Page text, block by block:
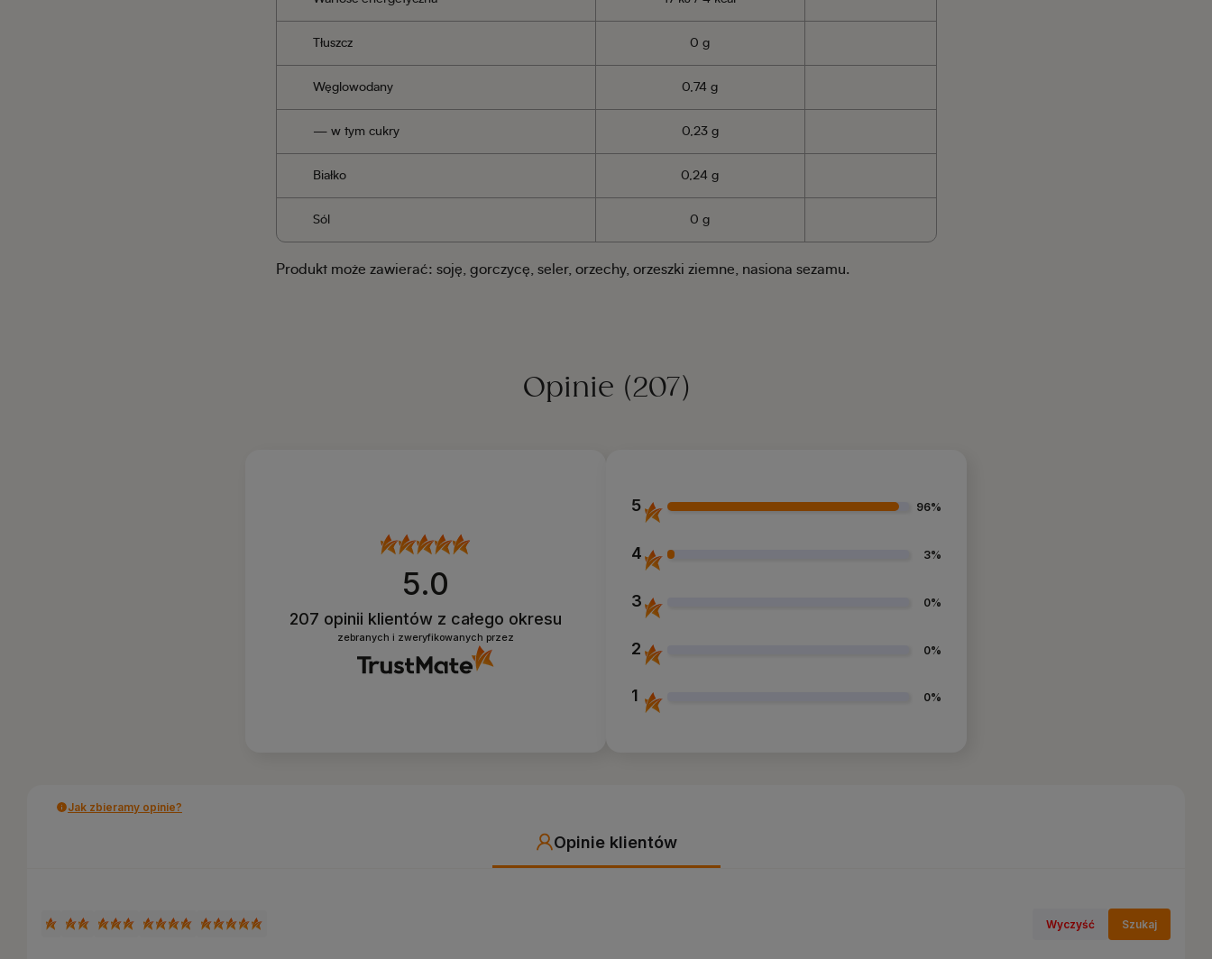
Tłuszcz 0 g
Węglowodany 0,74 g
— w tym cukry 0,23 g
Białko 0,24 g
Sól 0 g
Produkt może zawierać: soję, gorczycę, seler, orzechy, orzeszki ziemne, nasiona sezamu.
Opinie (207)
5.0
207 opinii klientów z całego okresu
zebranych i zweryfikowanych przez
5 96%
4 3%
3 0%
2 0%
1 0%
Jak zbieramy opinie?
Opinie klientów
Wyczyść Szukaj